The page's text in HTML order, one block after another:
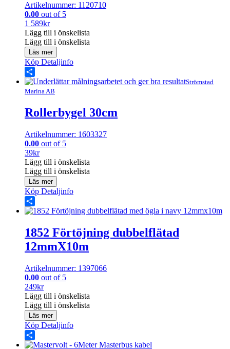
Artikelnummer: 1120710
0.00 out of 5
1 589kr
Lägg till i önskelista
Lägg till i önskelista
Läs mer
Köp Detaljinfo
Share
Strömstad
Marina AB
Rollerbygel 30cm
Artikelnummer: 1603327
0.00 out of 5
39kr
Lägg till i önskelista
Lägg till i önskelista
Läs mer
Köp Detaljinfo
Share
1852 Förtöjning dubbelflätad
12mmX10m
Artikelnummer: 1397066
0.00 out of 5
249kr
Lägg till i önskelista
Lägg till i önskelista
Läs mer
Köp Detaljinfo
Share